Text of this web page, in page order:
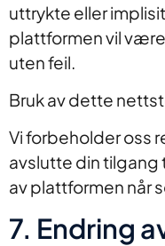
uttrykte eller
plattformen vil
uten feil.
Bruk av dette
Vi forbeholder oss
avslutte din tilgang
av plattformen når
7. Endring